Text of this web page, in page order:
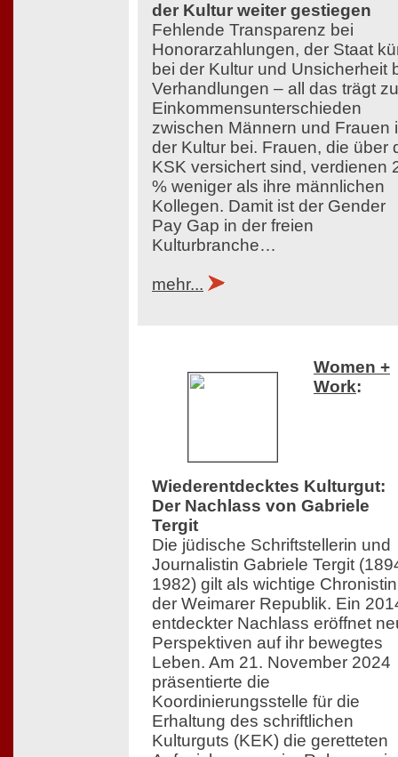
der Kultur weiter gestiegen
Fehlende Transparenz bei
Honorarzahlungen, der Staat
bei der Kultur und Unsicherheit
Verhandlungen – all das trägt zu
Einkommensunterschieden
zwischen Männern und Frauen
der Kultur bei. Frauen, die über
KSK versichert sind, verdienen
% weniger als ihre männlichen
Kollegen. Damit ist der Gender
Pay Gap in der freien
Kulturbranche…
mehr...
Women +
Work:
Wiederentdecktes Kulturgut:
Der Nachlass von Gabriele
Tergit
Die jüdische Schriftstellerin und
Journalistin Gabriele Tergit
1982) gilt als wichtige Chronistin
der Weimarer Republik. Ein
entdeckter Nachlass eröffnet
Perspektiven auf ihr bewegtes
Leben. Am 21. November 2024
präsentierte die
Koordinierungsstelle für die
Erhaltung des schriftlichen
Kulturguts (KEK) die geretteten